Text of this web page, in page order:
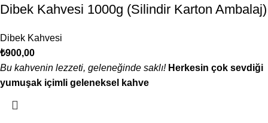
Dibek Kahvesi 1000g (Silindir Karton Ambalaj)
Dibek Kahvesi
₺900,00
Bu kahvenin lezzeti, geleneğinde saklı! Herkesin çok sevdiği
yumuşak içimli geleneksel kahve